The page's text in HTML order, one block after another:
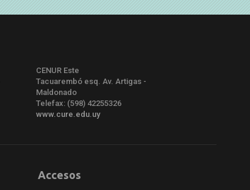
CENUR Este
Tacuarembó esq. Av. Artigas -
Maldonado
Telefax: (598) 42255326
www.cure.edu.uy
Accesos